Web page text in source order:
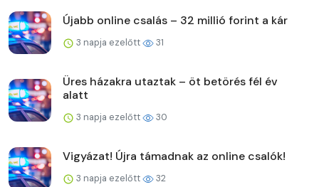
Újabb online csalás – 32 millió forint a kár
3 napja ezelőtt 31
Üres házakra utaztak – öt betörés fél év
alatt
3 napja ezelőtt 30
Vigyázat! Újra támadnak az online csalók!
3 napja ezelőtt 32